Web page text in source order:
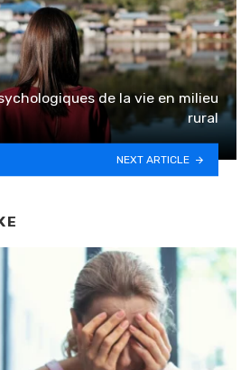
de la vie en milieu
rural
NEXT ARTICLE